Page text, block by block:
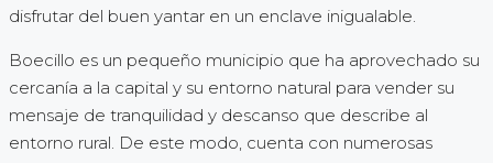
disfrutar del buen yantar en un enclave inigualable.
Boecillo es un pequeño municipio que ha aprovechado su
cercanía a la capital y su entorno natural para vender su
mensaje de tranquilidad y descanso que describe al
entorno rural. De este modo, cuenta con numerosas